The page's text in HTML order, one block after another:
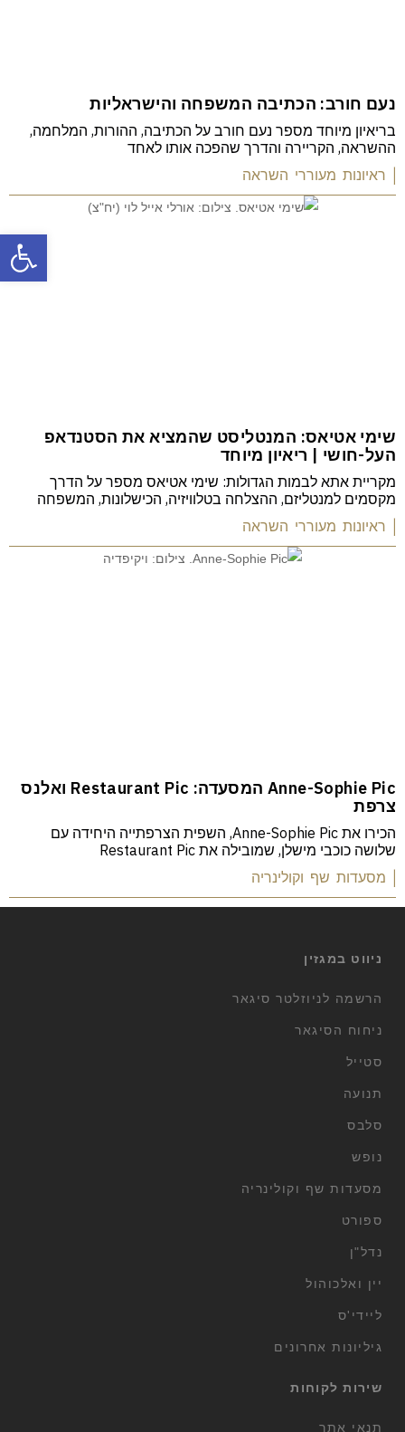
נעם חורב: הכתיבה המשפחה והישראליות
בריאיון מיוחד מספר נעם חורב על הכתיבה, ההורות, המלחמה,
ההשראה, הקריירה והדרך שהפכה אותו לאחד
| ראיונות מעוררי השראה
שימי אטיאס: המנטליסט שהמציא את הסטנדאפ
העל-חושי | ריאיון מיוחד
מקריית אתא לבמות הגדולות: שימי אטיאס מספר על הדרך
מקסמים למנטליזם, ההצלחה בטלוויזיה, הכישלונות, המשפחה
| ראיונות מעוררי השראה
Anne-Sophie Pic המסעדה: Restaurant Pic ואלנס
צרפת
הכירו את Anne-Sophie Pic, השפית הצרפתייה היחידה עם
שלושה כוכבי מישלן, שמובילה את Restaurant Pic
| מסעדות שף וקולינריה
ניווט במגזין
הרשמה לניוזלטר סיגאר
ניחוח הסיגאר
סטייל
תנועה
סלבס
נופש
מסעדות שף וקולינריה
ספורט
נדל"ן
יין ואלכוהול
ליידי'ס
גיליונות אחרונים
שירות לקוחות
תנאי אתר